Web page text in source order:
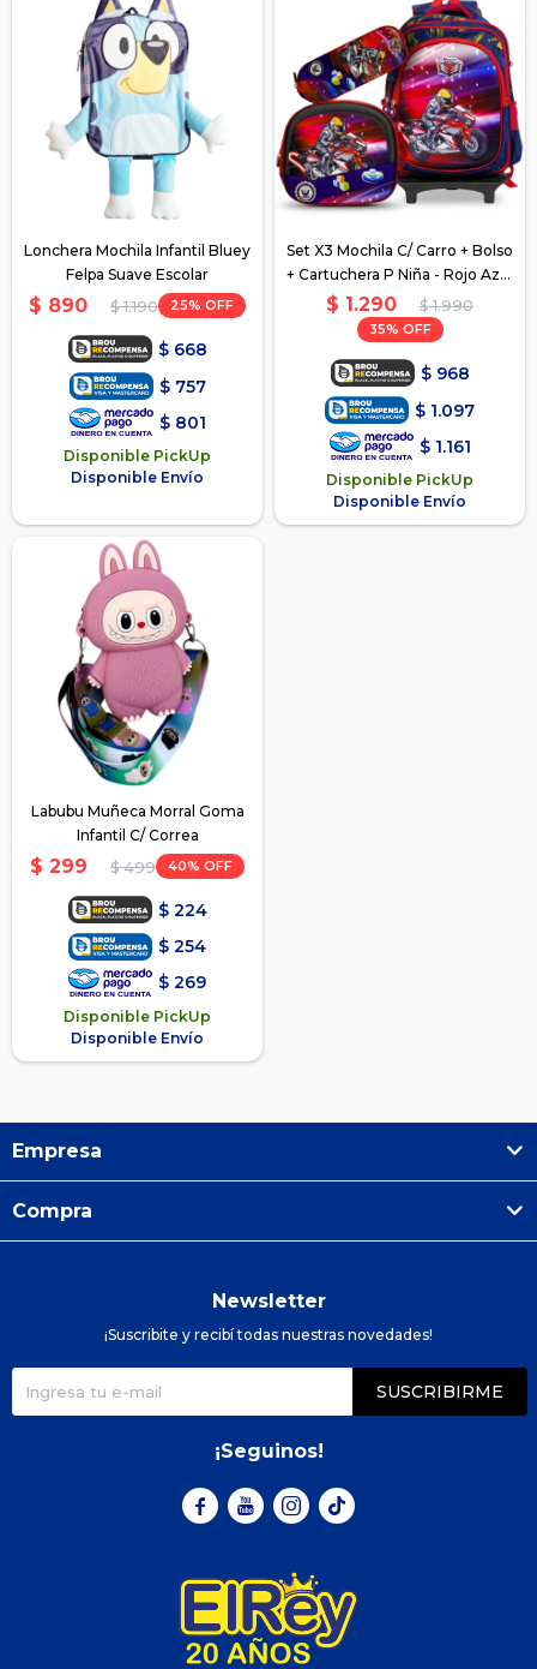
Lonchera Mochila Infantil Bluey
Felpa Suave Escolar
$ 890 $ 1.190 25
$ 668
$ 757
$ 801
Disponible PickUp
Disponible Envío
Set X3 Mochila C/ Carro + Bolso
+ Cartuchera P Niña - Rojo Azul
Moto
$ 1.290 $ 1.990
35
$ 968
$ 1.097
$ 1.161
Disponible PickUp
Disponible Envío
Labubu Muñeca Morral Goma
Infantil C/ Correa
$ 299 $ 499 40
$ 224
$ 254
$ 269
Disponible PickUp
Disponible Envío
Empresa
Compra
Newsletter
¡Suscribite y recibí todas nuestras novedades!
SUSCRIBIRME
¡Seguinos!
  